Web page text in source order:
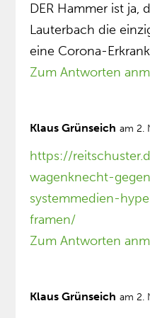
DER Hammer ist ja,
Lauterbach die
eine Corona-
Zum Antworten
Klaus Grünseich am 2.
https://
wagenknecht-
systemmedien-
framen/
Zum Antworten
Klaus Grünseich am 2.